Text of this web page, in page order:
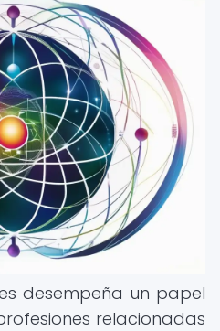
desempeña un papel
relacionadas